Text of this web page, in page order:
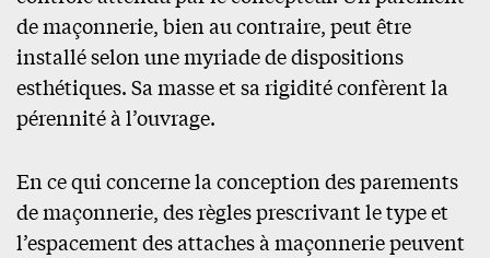
de maçonnerie, bien au contraire, peut être
installé selon une myriade de dispositions
esthétiques. Sa masse et sa rigidité confèrent la
pérennité à l’ouvrage.
En ce qui concerne la conception des parements
de maçonnerie, des règles prescrivant le type et
l’espacement des attaches à maçonnerie peuvent